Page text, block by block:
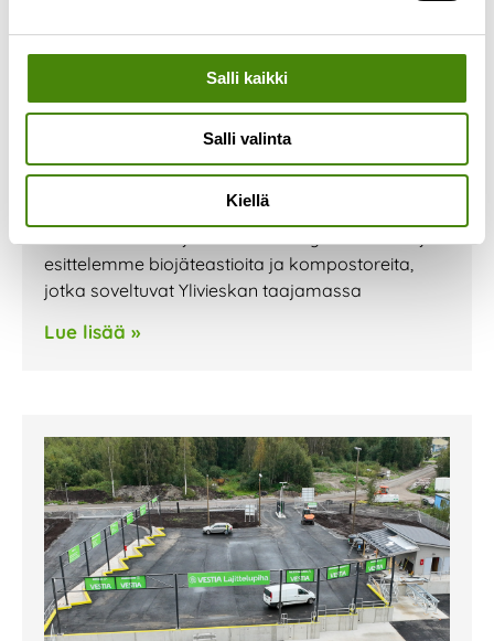
Salli kaikki
Salli valinta
Kiellä
Olemme mukana Ylivieskan
Kauppojen yössä 1.9.
1.9.2023 järjestettävässä Kauppojen yössä.
esittelemme biojäteastioita ja kompostoreita,
jotka soveltuvat Ylivieskan taajamassa
Lue lisää »